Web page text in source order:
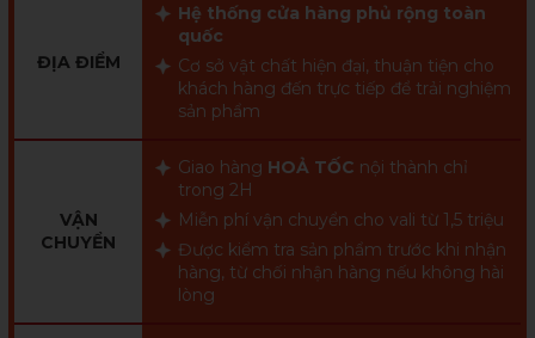
ĐỊA ĐIỂM
Hệ thống cửa hàng phủ rộng toàn
quốc
Cơ sở vật chất hiện đại, thuận tiện cho
khách hàng đến trực tiếp để trải nghiệm
sản phẩm
VẬN
CHUYỂN
Giao hàng HOẢ TỐC nội thành chỉ
trong 2H
Miễn phí vận chuyển cho vali từ 1,5 triệu
Được kiểm tra sản phẩm trước khi nhận
hàng, từ chối nhận hàng nếu không hài
lòng